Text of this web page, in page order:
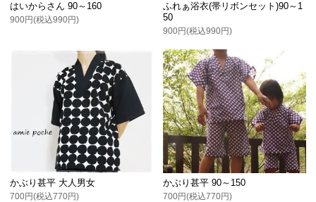
はいからさん 90～160
900円(税込990円)
ふれぁ浴衣(帯リボンセット)90～1
50
900円(税込990円)
かぶり甚平 大人男女
700円(税込770円)
かぶり甚平 90～150
700円(税込770円)